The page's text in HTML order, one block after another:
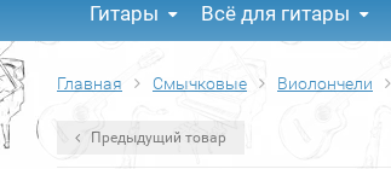
Гитары Всё для гитары
Главная Смычковые Виолончели
Предыдущий товар